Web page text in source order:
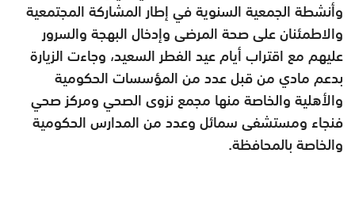
وأنشطة الجمعية السنوية في إطار المشاركة المجتمعية
والاطمئنان على صحة المرضى وإدخال البهجة والسرور
عليهم مع اقتراب أيام عيد الفطر السعيد، وجاءت الزيارة
بدعم مادي من قبل عدد من المؤسسات الحكومية
والأهلية والخاصة منها مجمع نزوى الصحي ومركز صحي
فنجاء ومستشفى سمائل وعدد من المدارس الحكومية
والخاصة بالمحافظة.